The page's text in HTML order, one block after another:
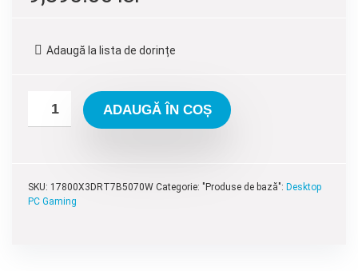
a
fost:
este:
9,895.00 lei.
Adaugă la lista de dorințe
ADAUGĂ ÎN COȘ
SKU: 17800X3DRT7B5070W Categorie: "Produse de bază": Desktop
PC Gaming